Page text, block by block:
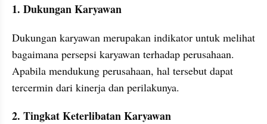
1. Dukungan Karyawan
Dukungan karyawan merupakan indikator untuk melihat
bagaimana persepsi karyawan terhadap perusahaan.
Apabila mendukung perusahaan, hal tersebut dapat
tercermin dari kinerja dan perilakunya.
2. Tingkat Keterlibatan Karyawan